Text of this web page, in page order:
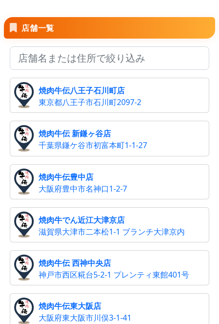
店舗一覧
焼肉牛伝八王子石川町店
東京都八王子市石川町2097-2
焼肉牛伝 新鎌ヶ谷店
千葉県鎌ケ谷市初富本町1-1-27
焼肉牛伝豊中店
大阪府豊中市名神口1-2-7
焼肉牛でん近江大津京店
滋賀県大津市二本松1-1 ブランチ大津京内
焼肉牛伝 西神中央店
神戸市西区糀台5-2-1 プレンティ東館401号
焼肉牛伝東大阪店
大阪府東大阪市川俣3-1-41